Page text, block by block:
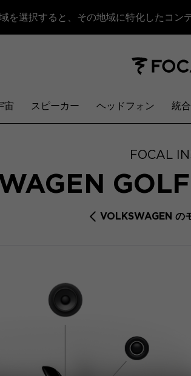
を選択すると、その地域に特化したコン
宙 スピーカー ヘッドフォン 統
FOCAL
VOLKSWAGEN の